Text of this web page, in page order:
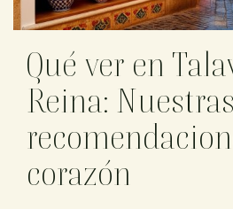
Qué ver en
Reina: Nuestras
corazón